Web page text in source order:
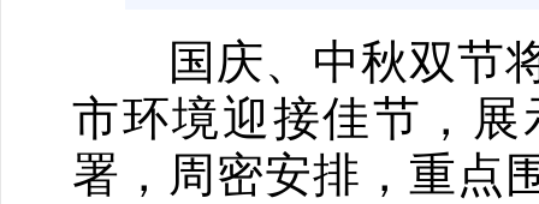
国庆、中秋双节将
市环境迎接佳节，
署，周密安排，重点